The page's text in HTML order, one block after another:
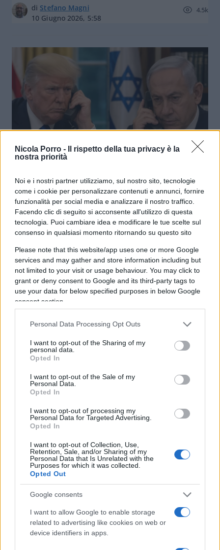
Nicola Porro -
Il rispetto della tua privacy è la
nostra priorità
Noi e i nostri partner utilizziamo, sul nostro sito, tecnologie
come i cookie per personalizzare contenuti e annunci, fornire
funzionalità per social media e analizzare il nostro traffico.
Facendo clic di seguito si acconsente all'utilizzo di questa
tecnologia. Puoi cambiare idea e modificare le tue scelte sul
consenso in qualsiasi momento ritornando su questo sito
Please note that this website/app uses one or more Google
services and may gather and store information including but
not limited to your visit or usage behaviour. You may click to
grant or deny consent to Google and its third-party tags to
use your data for below specified purposes in below Google
consent section.
Personal Data Processing Opt Outs
I want to opt-out of the Sharing of my
personal data.
Opted In
I want to opt-out of the Sale of my
Personal Data.
Opted In
I want to opt-out of processing my
Personal Data for Targeted Advertising.
Opted In
I want to opt-out of Collection, Use,
Retention, Sale, and/or Sharing of my
Personal Data that Is Unrelated with the
Purposes for which it was collected.
Opted Out
Google consents
I want to allow Google to enable storage
related to advertising like cookies on web or
device identifiers in apps.
di Stefano Magni
10 Giugno 2026, 5:58
4.5k
Ecco perché è fallita la provocazione
iraniana
diFederico Punzi
9 Giugno 2026, 5:58
4.3k
Henry Nowak: il woke uccide.
Stasera Red Pill episodio 81
diAtlantico Quotidiano